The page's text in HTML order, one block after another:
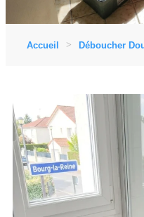
Accueil Déboucher